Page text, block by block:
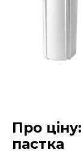
Про
пастка